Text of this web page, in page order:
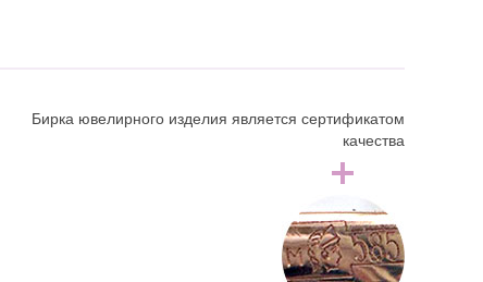
Бирка ювелирного изделия является сертификатом
качества